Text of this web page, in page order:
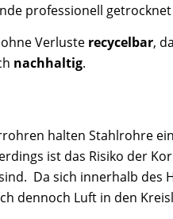
professionell
Verluste recycelbar,
nachhaltig.
halten Stahlrohre
ist das Risiko der
Da sich innerhalb des
dennoch Luft in den